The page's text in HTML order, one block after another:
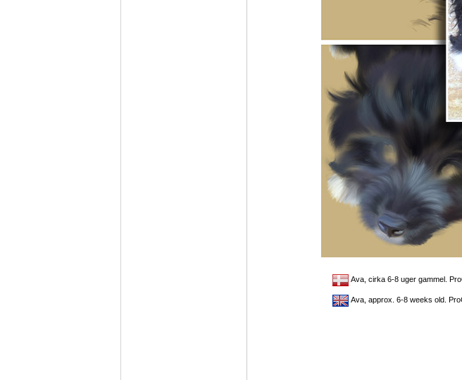
Ava, cirka 6-8 uger gammel.
Ava, approx. 6-8 weeks old.